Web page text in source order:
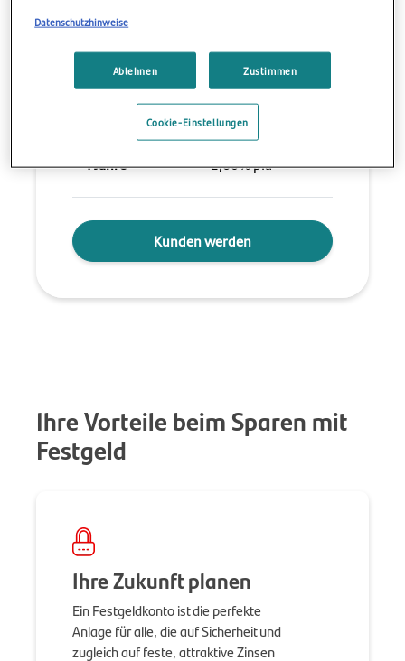
2,60% p.a
4 Jahre 2,60% p.a
Kunden werden
Ihre Vorteile beim Sparen mit
Festgeld
Ihre Zukunft planen
Ein Festgeldkonto ist die perfekte
Anlage für alle, die auf Sicherheit und
zugleich auf feste, attraktive Zinsen
Datenschutzhinweise
Ablehnen Zustimmen
Cookie-Einstellungen